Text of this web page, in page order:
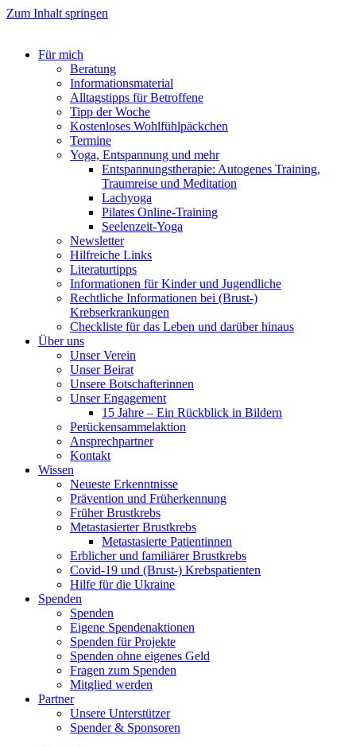
Zum Inhalt springen
Für mich
Beratung
Informationsmaterial
Alltagstipps für Betroffene
Tipp der Woche
Kostenloses Wohlfühlpäckchen
Termine
Yoga, Entspannung und mehr
Entspannungstherapie: Autogenes Training,
Traumreise und Meditation
Lachyoga
Pilates Online-Training
Seelenzeit-Yoga
Newsletter
Hilfreiche Links
Literaturtipps
Informationen für Kinder und Jugendliche
Rechtliche Informationen bei (Brust-)
Krebserkrankungen
Checkliste für das Leben und darüber hinaus
Über uns
Unser Verein
Unser Beirat
Unsere Botschafterinnen
Unser Engagement
15 Jahre – Ein Rückblick in Bildern
Perückensammelaktion
Ansprechpartner
Kontakt
Wissen
Neueste Erkenntnisse
Prävention und Früherkennung
Früher Brustkrebs
Metastasierter Brustkrebs
Metastasierte Patientinnen
Erblicher und familiärer Brustkrebs
Covid-19 und (Brust-) Krebspatienten
Hilfe für die Ukraine
Spenden
Spenden
Eigene Spendenaktionen
Spenden für Projekte
Spenden ohne eigenes Geld
Fragen zum Spenden
Mitglied werden
Partner
Unsere Unterstützer
Spender & Sponsoren